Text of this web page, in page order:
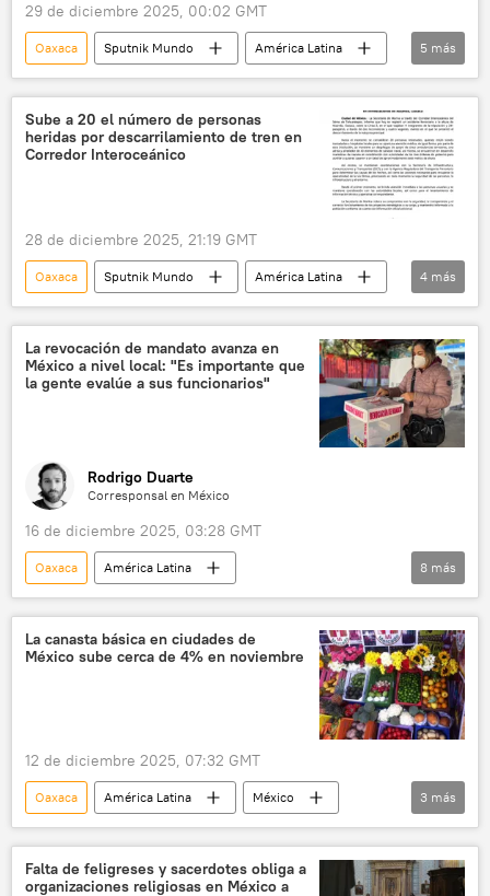
29 de diciembre 2025, 00:02 GMT
Oaxaca Sputnik Mundo
América Latina
sociedad
seguridad
México
Fiscalía General de la República (FGR) de México
Corredor Interoceánico
5 más
Sube a 20 el número de personas
heridas por descarrilamiento de tren en
Corredor Interoceánico
28 de diciembre 2025, 21:19 GMT
Oaxaca Sputnik Mundo
América Latina
seguridad
México
Fiscalía General de la República (FGR) de México
Corredor Interoceánico
4 más
La revocación de mandato avanza en
México a nivel local: "Es importante que
la gente evalúe a sus funcionarios"
Rodrigo Duarte
Corresponsal en México
16 de diciembre 2025, 03:28 GMT
Oaxaca
América Latina
Andrés Manuel López Obrador
México
elecciones
Claudia Sheinbaum
revocación de mandato
política
8 más
La canasta básica en ciudades de
México sube cerca de 4% en noviembre
12 de diciembre 2025, 07:32 GMT
Oaxaca América Latina
México
Inegi
🥚 Alimentación sociedad
3 más
Falta de feligreses y sacerdotes obliga a
organizaciones religiosas en México a